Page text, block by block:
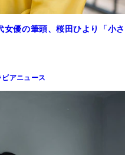
優の筆頭、桜田ひより「小さ
ビアニュース